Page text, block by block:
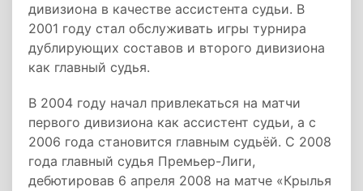
дивизиона в качестве ассистента судьи. В
2001 году стал обслуживать игры турнира
дублирующих составов и второго дивизиона
как главный судья.
В 2004 году начал привлекаться на матчи
первого дивизиона как ассистент судьи, а с
2006 года становится главным судьёй. С 2008
года главный судья Премьер-Лиги,
дебютировав 6 апреля 2008 на матче «Крылья